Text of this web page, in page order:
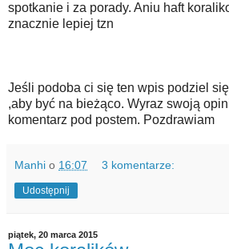
spotkanie i za porady. Aniu haft
znacznie lepiej tzn
Jeśli podoba ci się ten wpis podziel
,aby być na bieżąco. Wyraz swoją
komentarz pod postem. Pozdrawiam
Manhi o 16:07 3 komentarze:
Udostępnij
piątek, 20 marca 2015